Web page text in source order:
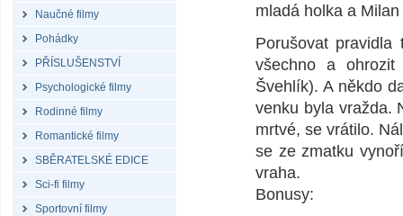
Naučné filmy
Pohádky
PŘÍSLUŠENSTVÍ
Psychologické filmy
Rodinné filmy
Romantické filmy
SBĚRATELSKÉ EDICE
Sci-fi filmy
Sportovní filmy
mladá holka a
Porušovat
všechno a
Švehlík). A někdo
venku byla vražda.
mrtvé, se vrátilo.
se ze zmatku
vraha.
Bonusy: